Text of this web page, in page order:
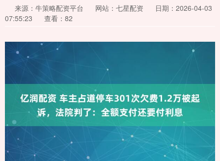
来源：牛策略配资平台 网站：七星配资
日期：2026-04-03
07:55:23
查看：82